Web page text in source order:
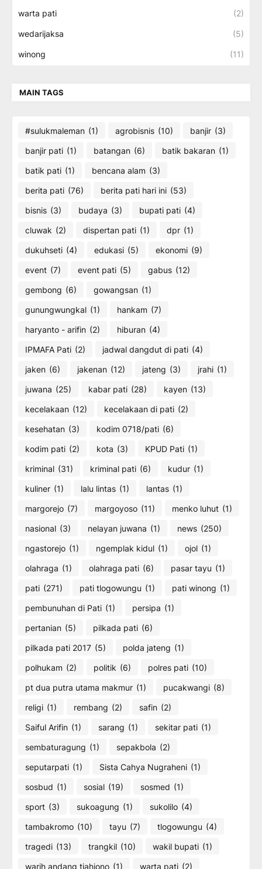
warta pati (2)
wedarijaksa (5)
winong (11)
MAIN TAGS
#sulukmaleman (1) agrobisnis (10) banjir (3)
banjir pati (1) batangan (6) batik bakaran (1)
batik pati (1) bencana alam (3)
berita pati (76) berita pati hari ini (53)
bisnis (3) budaya (3) bupati pati (4)
cluwak (2) dispertan pati (1) dpr (1)
dukuhseti (4) edukasi (5) ekonomi (9)
event (7) event pati (5) gabus (12)
gembong (6) gowangsan (1)
gunungwungkal (1) hankam (7)
haryanto - arifin (2) hiburan (4)
IPMAFA Pati (2) jadwal dangdut di pati (4)
jaken (6) jakenan (12) jateng (3) jrahi (1)
juwana (25) kabar pati (28) kayen (13)
kecelakaan (12) kecelakaan di pati (2)
kesehatan (3) kodim 0718/pati (6)
kodim pati (2) kota (3) KPUD Pati (1)
kriminal (31) kriminal pati (6) kudur (1)
kuliner (1) lalu lintas (1) lantas (1)
margorejo (7) margoyoso (11) menko luhut (1)
nasional (3) nelayan juwana (1) news (250)
ngastorejo (1) ngemplak kidul (1) ojol (1)
olahraga (1) olahraga pati (6) pasar tayu (1)
pati (271) pati tlogowungu (1) pati winong (1)
pembunuhan di Pati (1) persipa (1)
pertanian (5) pilkada pati (6)
pilkada pati 2017 (5) polda jateng (1)
polhukam (2) politik (6) polres pati (10)
pt dua putra utama makmur (1) pucakwangi (8)
religi (1) rembang (2) safin (2)
Saiful Arifin (1) sarang (1) sekitar pati (1)
sembaturagung (1) sepakbola (2)
seputarpati (1) Sista Cahya Nugraheni (1)
sosbud (1) sosial (19) sosmed (1)
sport (3) sukoagung (1) sukolilo (4)
tambakromo (10) tayu (7) tlogowungu (4)
tragedi (13) trangkil (10) wakil bupati (1)
warih andang tjahjono (1) warta pati (2)